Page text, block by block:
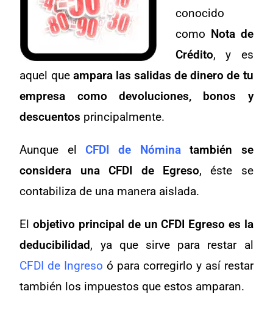
conocido
como Nota de
Crédito, y es
aquel que ampara las salidas de dinero de tu
empresa como devoluciones, bonos y
descuentos principalmente.
Aunque elCFDI de Nóminatambién se
considera una CFDI de Egreso, éste se
contabiliza de una manera aislada.
Elobjetivo principal de un CFDI Egreso es la
deducibilidad, ya que sirve para restar al
CFDI de Ingreso ó para corregirlo y así restar
también los impuestos que estos amparan.